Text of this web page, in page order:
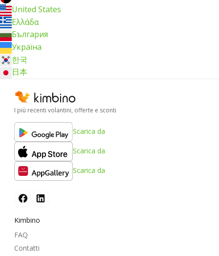
United States
Ελλάδα
България
Україна
한국
日本
I più recenti volantini, offerte e sconti
Scarica da
Scarica da
Scarica da
Kimbino
FAQ
Contatti